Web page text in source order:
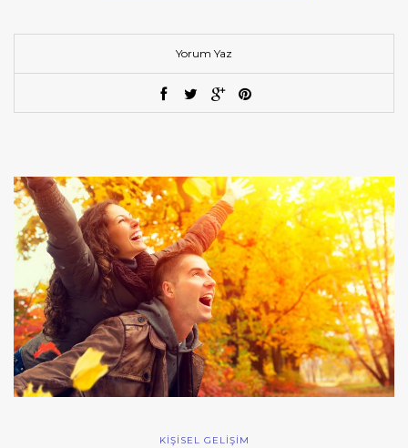
Yorum Yaz
KİŞİSEL GELİŞİM